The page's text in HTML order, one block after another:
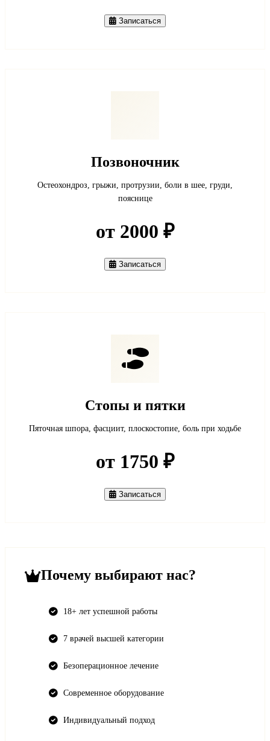
Записаться
Позвоночник
Остеохондроз, грыжи, протрузии, боли в шее, груди,
пояснице
от 2000 ₽
Записаться
Стопы и пятки
Пяточная шпора, фасциит, плоскостопие, боль при ходьбе
от 1750 ₽
Записаться
Почему выбирают нас?
18+ лет успешной работы
7 врачей высшей категории
Безоперационное лечение
Современное оборудование
Индивидуальный подход